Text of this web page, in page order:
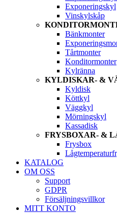
Exponeringskyl
Vinskylskåp
Bänkmonter
Tårtmonter
Konditormonter
Kylränna
KYLDISKAR- &
Kyldisk
Köttkyl
Väggkyl
Mörningskyl
Kassadisk
FRYSBOXAR- &
Frysbox
KATALOG
OM OSS
Support
GDPR
Försäljningsvillkor
MITT KONTO